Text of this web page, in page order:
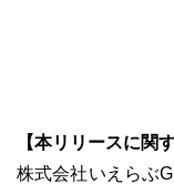
【本リリースに関
株式会社いえらぶ